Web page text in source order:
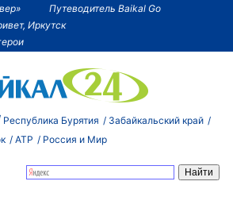
Путеводитель Baikal Go
Иркутск
Республика Бурятия
Забайкальский край
АТР Россия и Мир